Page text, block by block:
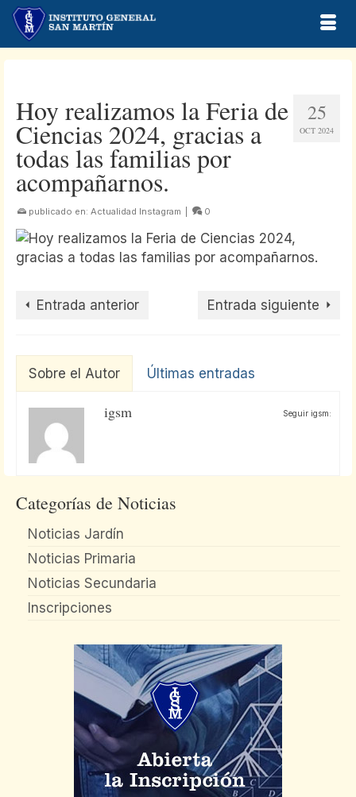
25
OCT 2024
Hoy realizamos la Feria de
Ciencias 2024, gracias a
todas las familias por
acompañarnos.
publicado en: Actualidad Instagram 0
Entrada anterior Entrada siguiente
Sobre el Autor Últimas entradas
Seguir igsm:
igsm
Categorías de Noticias
Noticias Jardín
Noticias Primaria
Noticias Secundaria
Inscripciones